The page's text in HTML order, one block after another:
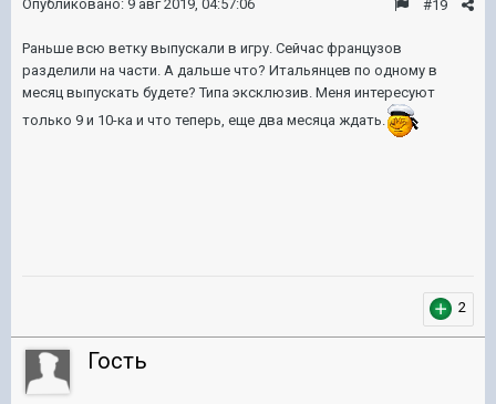
#19
Опубликовано: 9 авг 2019, 04:57:06
Раньше всю ветку выпускали в игру. Сейчас французов
разделили на части. А дальше что? Итальянцев по одному в
месяц выпускать будете? Типа эксклюзив. Меня интересуют
только 9 и 10-ка и что теперь, еще два месяца ждать.
2
Гость